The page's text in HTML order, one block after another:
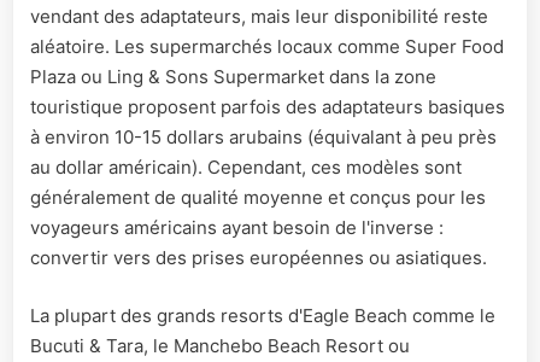
vendant des adaptateurs, mais leur disponibilité reste
aléatoire. Les supermarchés locaux comme Super Food
Plaza ou Ling & Sons Supermarket dans la zone
touristique proposent parfois des adaptateurs basiques
à environ 10-15 dollars arubains (équivalant à peu près
au dollar américain). Cependant, ces modèles sont
généralement de qualité moyenne et conçus pour les
voyageurs américains ayant besoin de l'inverse :
convertir vers des prises européennes ou asiatiques.
La plupart des grands resorts d'Eagle Beach comme le
Bucuti & Tara, le Manchebo Beach Resort ou